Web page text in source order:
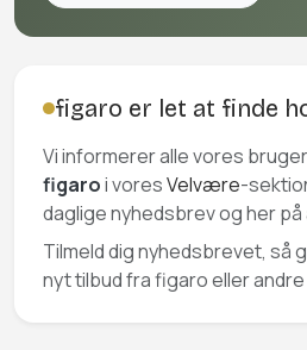
figaro er let at finde
Vi informerer alle vores
figaroi voresVelvære-
daglige nyhedsbrev og her på
Tilmeld dig nyhedsbrevet, så
nyt tilbud fra figaro eller